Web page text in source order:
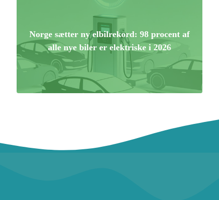
Norge sætter ny elbilrekord: 98 procent af
alle nye biler er elektriske i 2026